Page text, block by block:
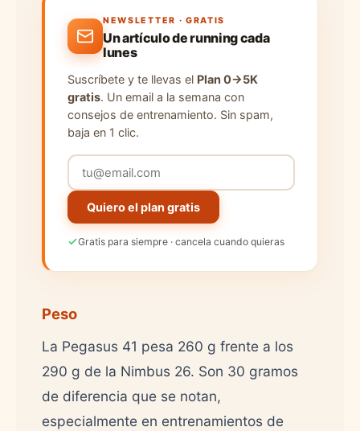
NEWSLETTER · GRATIS
Un artículo de running cada
lunes
Suscríbete y te llevas el Plan 0→5K
gratis. Un email a la semana con
consejos de entrenamiento. Sin spam,
baja en 1 clic.
Quiero el plan gratis
Gratis para siempre · cancela cuando quieras
Peso
La Pegasus 41 pesa 260 g frente a los
290 g de la Nimbus 26. Son 30 gramos
de diferencia que se notan,
especialmente en entrenamientos de